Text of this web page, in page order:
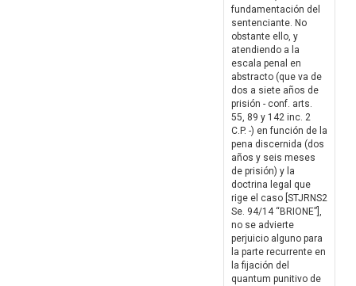
fundamentación del
sentenciante. No
obstante ello, y
atendiendo a la
escala penal en
abstracto (que va de
dos a siete años de
prisión - conf. arts.
55, 89 y 142 inc. 2
C.P. -) en función de la
pena discernida (dos
años y seis meses
de prisión) y la
doctrina legal que
rige el caso [STJRNS2
Se. 94/14 “BRIONE”],
no se advierte
perjuicio alguno para
la parte recurrente en
la fijación del
quantum punitivo de